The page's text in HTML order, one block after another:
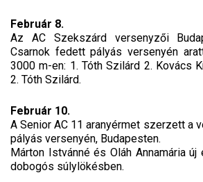
Február 8.
Az AC Szekszárd versenyzői
Csarnok fedett pályás versenyén
3000 m-en: 1. Tóth Szilárd 2. Kovács
2. Tóth Szilárd.
Február 10.
A Senior AC 11 aranyérmet szerzett a
pályás versenyén, Budapesten.
Márton Istvánné és Oláh Annamária
dobogós súlylökésben.